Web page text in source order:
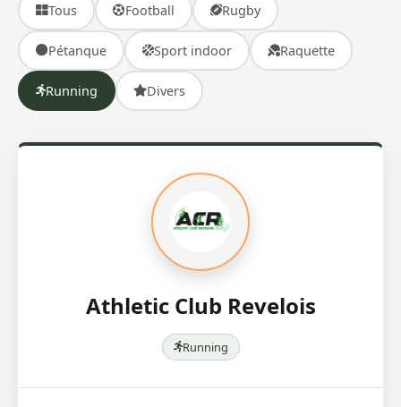
Tous Football Rugby
Pétanque Sport indoor Raquette
Running Divers
Athletic Club Revelois
Running